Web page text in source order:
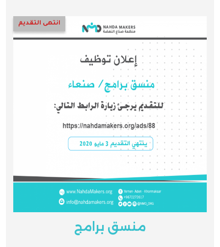
انتهى التقديم
منسق برامج